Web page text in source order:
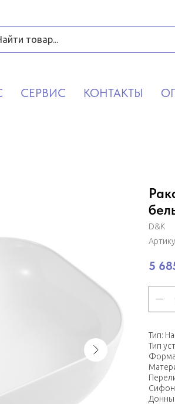
СЕРВИС КОНТАКТЫ
D&K
5
Тип:
Тип